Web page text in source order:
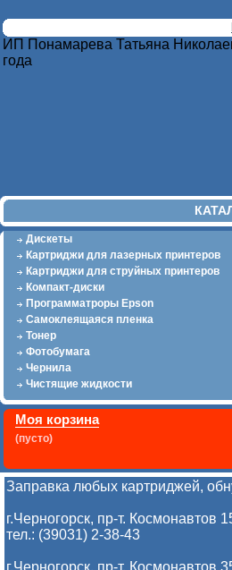
ИП Понамарева Татьяна
года
Дискеты
Картриджи для лазерных принтеров
Картриджи для струйных принтеров
Компакт-диски
Программатроры Epson
Самоклеящаяся пленка
Тонер
Фотобумага
Чернила
Чистящие жидкости
Моя корзина
(пусто)
Заправка любых картриджей,
г.Черногорск, пр-т. Космонавтов
тел.: (39031) 2-38-43
г.Черногорск, пр-т. Космонавтов